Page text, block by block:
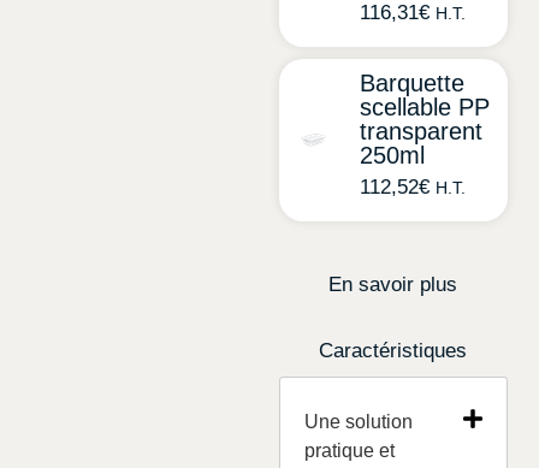
En savoir plus
Caractéristiques
116,31€ H.T.
Barquette
scellable PP
transparent
250ml
112,52€ H.T.
Une solution
pratique et